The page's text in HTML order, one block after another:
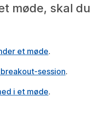
møde, skal
et møde.
session.
i et møde.